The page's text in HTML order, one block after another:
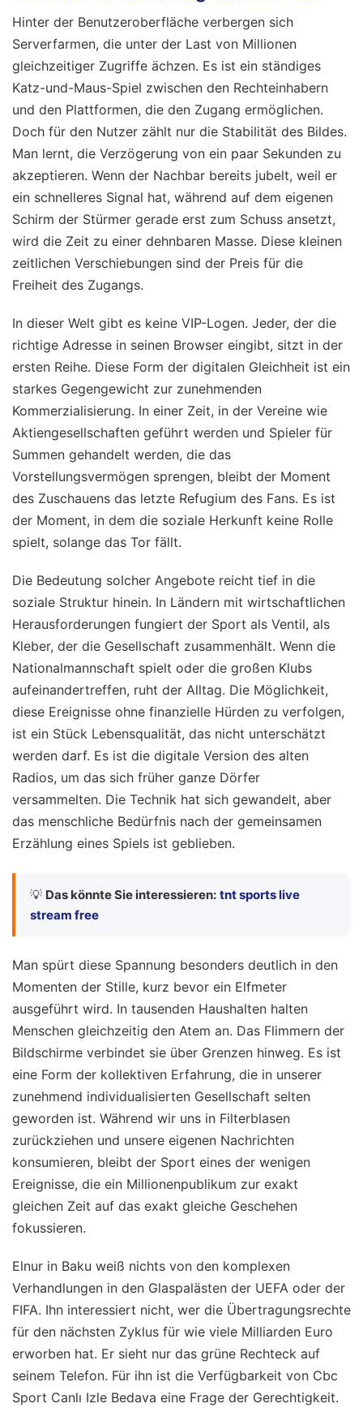
Hinter der Benutzeroberfläche verbergen sich
Serverfarmen, die unter der Last von Millionen
gleichzeitiger Zugriffe ächzen. Es ist ein ständiges
Katz-und-Maus-Spiel zwischen den Rechteinhabern
und den Plattformen, die den Zugang ermöglichen.
Doch für den Nutzer zählt nur die Stabilität des Bildes.
Man lernt, die Verzögerung von ein paar Sekunden zu
akzeptieren. Wenn der Nachbar bereits jubelt, weil er
ein schnelleres Signal hat, während auf dem eigenen
Schirm der Stürmer gerade erst zum Schuss ansetzt,
wird die Zeit zu einer dehnbaren Masse. Diese kleinen
zeitlichen Verschiebungen sind der Preis für die
Freiheit des Zugangs.
In dieser Welt gibt es keine VIP-Logen. Jeder, der die
richtige Adresse in seinen Browser eingibt, sitzt in der
ersten Reihe. Diese Form der digitalen Gleichheit ist ein
starkes Gegengewicht zur zunehmenden
Kommerzialisierung. In einer Zeit, in der Vereine wie
Aktiengesellschaften geführt werden und Spieler für
Summen gehandelt werden, die das
Vorstellungsvermögen sprengen, bleibt der Moment
des Zuschauens das letzte Refugium des Fans. Es ist
der Moment, in dem die soziale Herkunft keine Rolle
spielt, solange das Tor fällt.
Die Bedeutung solcher Angebote reicht tief in die
soziale Struktur hinein. In Ländern mit wirtschaftlichen
Herausforderungen fungiert der Sport als Ventil, als
Kleber, der die Gesellschaft zusammenhält. Wenn die
Nationalmannschaft spielt oder die großen Klubs
aufeinandertreffen, ruht der Alltag. Die Möglichkeit,
diese Ereignisse ohne finanzielle Hürden zu verfolgen,
ist ein Stück Lebensqualität, das nicht unterschätzt
werden darf. Es ist die digitale Version des alten
Radios, um das sich früher ganze Dörfer
versammelten. Die Technik hat sich gewandelt, aber
das menschliche Bedürfnis nach der gemeinsamen
Erzählung eines Spiels ist geblieben.
💡 Das könnte Sie interessieren: tnt sports live
stream free
Man spürt diese Spannung besonders deutlich in den
Momenten der Stille, kurz bevor ein Elfmeter
ausgeführt wird. In tausenden Haushalten halten
Menschen gleichzeitig den Atem an. Das Flimmern der
Bildschirme verbindet sie über Grenzen hinweg. Es ist
eine Form der kollektiven Erfahrung, die in unserer
zunehmend individualisierten Gesellschaft selten
geworden ist. Während wir uns in Filterblasen
zurückziehen und unsere eigenen Nachrichten
konsumieren, bleibt der Sport eines der wenigen
Ereignisse, die ein Millionenpublikum zur exakt
gleichen Zeit auf das exakt gleiche Geschehen
fokussieren.
Elnur in Baku weiß nichts von den komplexen
Verhandlungen in den Glaspalästen der UEFA oder der
FIFA. Ihn interessiert nicht, wer die Übertragungsrechte
für den nächsten Zyklus für wie viele Milliarden Euro
erworben hat. Er sieht nur das grüne Rechteck auf
seinem Telefon. Für ihn ist die Verfügbarkeit von Cbc
Sport Canlı Izle Bedava eine Frage der Gerechtigkeit.